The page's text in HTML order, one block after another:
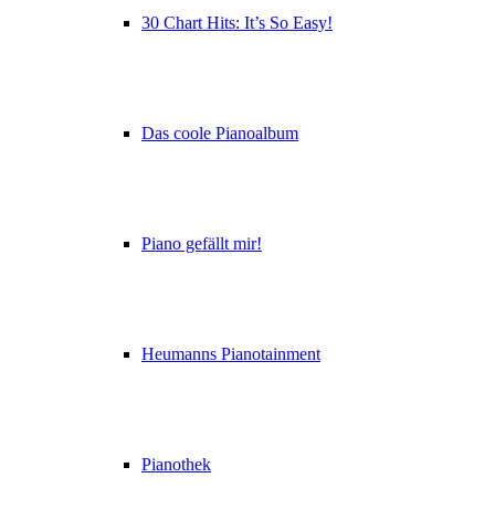
30 Chart Hits: It’s So Easy!
Das coole Pianoalbum
Piano gefällt mir!
Heumanns Pianotainment
Pianothek